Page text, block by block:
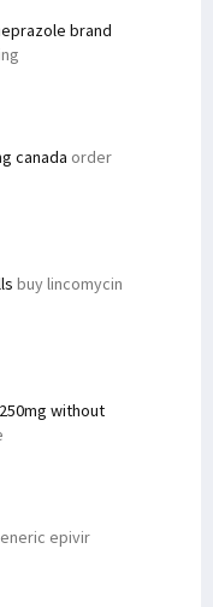
brand
canada order
buy lincomycin
without
epivir